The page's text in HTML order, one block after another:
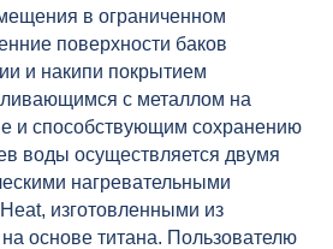
в ограниченном
поверхности баков
и накипи покрытием
с металлом на
и способствующим сохранению
воды осуществляется двумя
нагревательными
изготовленными из
основе титана. Пользователю